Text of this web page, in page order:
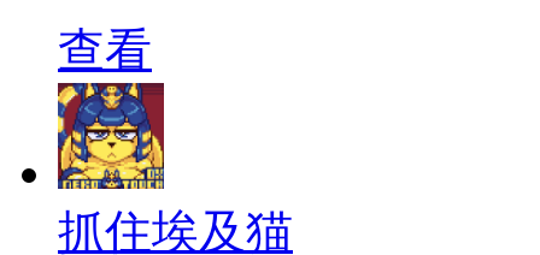
查看
抓住埃及猫